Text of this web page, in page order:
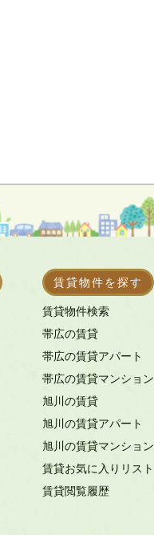
賃貸物件を探す
賃貸物件検索
帯広の賃貸
帯広の賃貸アパート
帯広の賃貸マンション
旭川の賃貸
旭川の賃貸アパート
旭川の賃貸マンション
賃貸お気に入りリスト
賃貸閲覧履歴